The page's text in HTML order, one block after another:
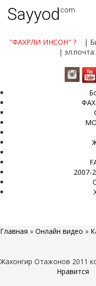
Sayyod.com
"ФАХРЛИ ИНСОН" ?
|
|
2007-
Главная » Онлайн видео »
Жахонгир Отажонов 2011
Нравится